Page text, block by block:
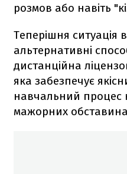
розмов або навіть
Теперішня ситуація
альтернативні
дистанційна
яка забезпечує
навчальний процес
мажорних